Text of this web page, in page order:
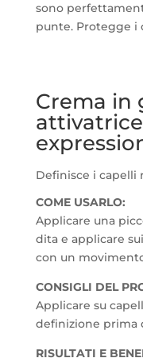
sono
punte. Protegge i
Crema in
attivatrice
Definisce i capelli
COME USARLO:
Applicare una
dita e applicare
con un
CONSIGLI DEL
Applicare su
definizione prima
RISULTATI E